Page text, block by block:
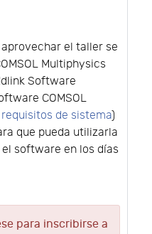
aprovechar el taller se
Multiphysics
Software
COMSOL
requisitos de sistema)
que pueda utilizarla
software en los días
para inscribirse a